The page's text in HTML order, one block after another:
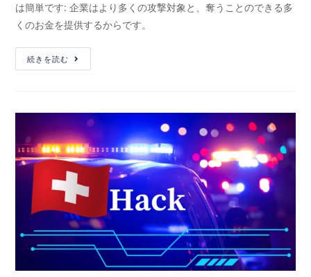
は簡単です: 企業はより多くの攻撃対象と、奪うことのできる多
くのお金を提供するからです。
続きを読む